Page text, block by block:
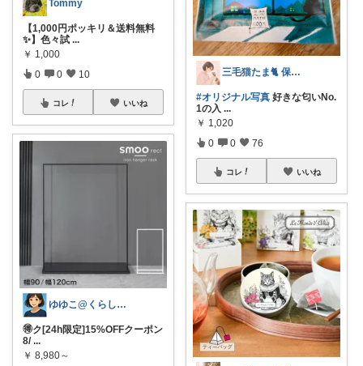
Tommy
【1,000円ポッキリ＆送料無料
✨】色々試 ...
￥ 1,000
0 0 10
コレ いいね
ゆゆこ@くらしを楽に便利に✨
🉐ク[24h限定]15%OFFクーポン
8/ ...
￥ 8,980～
三毛猫たま🐈 保育士⭐️健康オタク
#オリジナル写真 好きな匂いNo.
1の入 ...
￥ 1,020
0 0 76
コレ いいね